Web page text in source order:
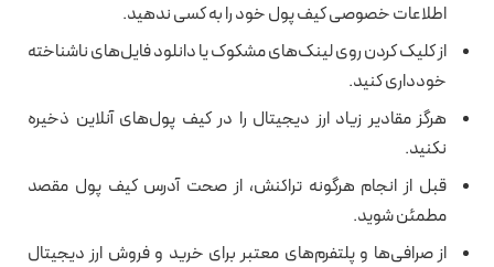
اطلاعات خصوصی کیف پول خود را به کسی ندهید.
از کلیک کردن روی لینک‌های مشکوک یا دانلود فایل‌های ناشناخته
خودداری کنید.
هرگز مقادیر زیاد ارز دیجیتال را در کیف پول‌های آنلاین ذخیره
نکنید.
قبل از انجام هرگونه تراکنش، از صحت آدرس کیف پول مقصد
مطمئن شوید.
از صرافی‌ها و پلتفرم‌های معتبر برای خرید و فروش ارز دیجیتال